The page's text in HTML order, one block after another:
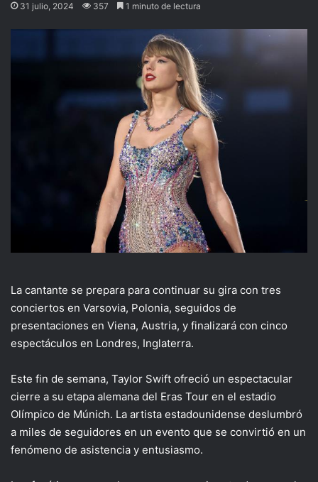
31 julio, 2024 357 1 minuto de lectura
La cantante se prepara para continuar su gira con tres
conciertos en Varsovia, Polonia, seguidos de
presentaciones en Viena, Austria, y finalizará con cinco
espectáculos en Londres, Inglaterra.
Este fin de semana, Taylor Swift ofreció un espectacular
cierre a su etapa alemana del Eras Tour en el estadio
Olímpico de Múnich. La artista estadounidense deslumbró
a miles de seguidores en un evento que se convirtió en un
fenómeno de asistencia y entusiasmo.